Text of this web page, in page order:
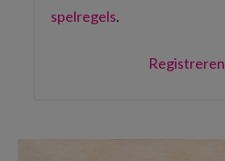
spelregels.
Registreren